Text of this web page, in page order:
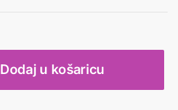
Dodaj u košaricu